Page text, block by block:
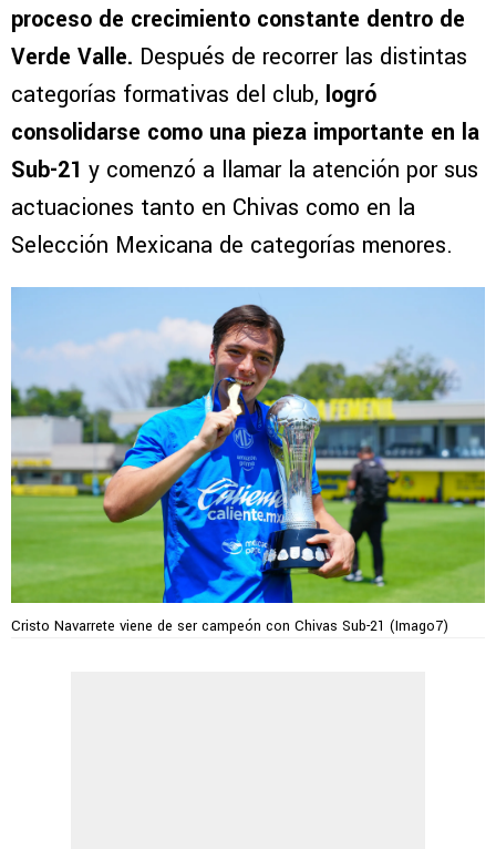
proceso de crecimiento constante dentro de
Verde Valle. Después de recorrer las distintas
categorías formativas del club, logró
consolidarse como una pieza importante en la
Sub-21 y comenzó a llamar la atención por sus
actuaciones tanto en Chivas como en la
Selección Mexicana de categorías menores.
Cristo Navarrete viene de ser campeón con Chivas Sub-21 (Imago7)